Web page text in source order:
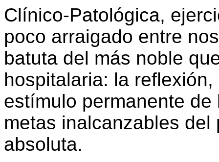
Clínico-Patológica,
poco arraigado entre
batuta del más noble
hospitalaria: la
estímulo permanente
metas inalcanzables
absoluta.